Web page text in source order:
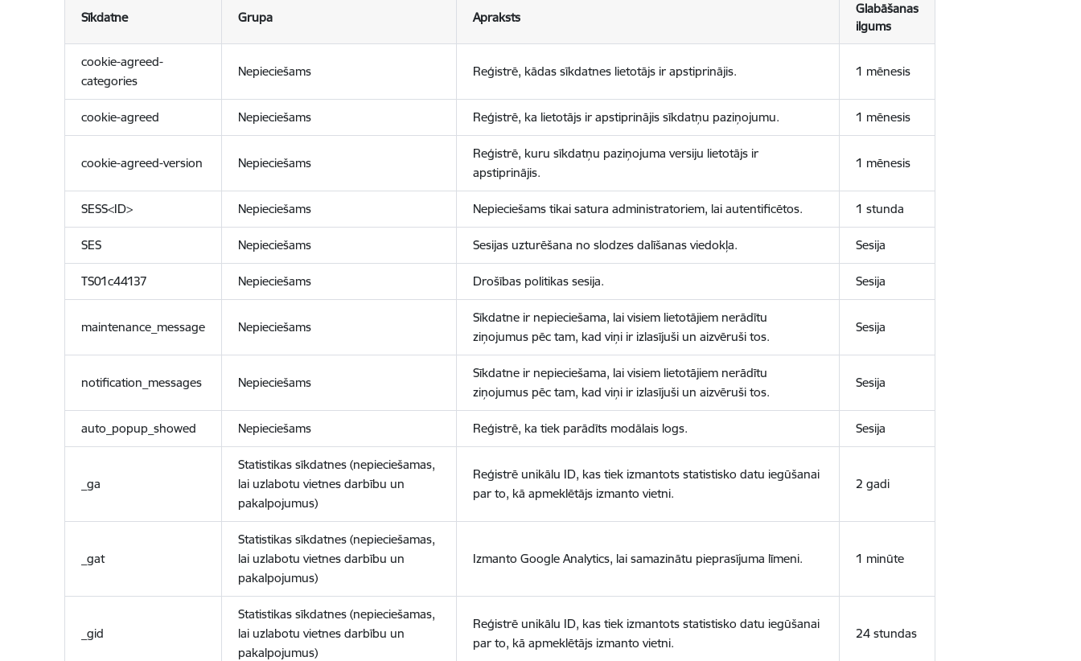
Sīkdatne Grupa Apraksts
Glabāšanas
ilgums
cookie-agreed-
categories
Nepieciešams Reģistrē, kādas sīkdatnes lietotājs ir apstiprinājis. 1 mēnesis
cookie-agreed Nepieciešams Reģistrē, ka lietotājs ir apstiprinājis sīkdatņu paziņojumu. 1 mēnesis
cookie-agreed-version Nepieciešams
Reģistrē, kuru sīkdatņu paziņojuma versiju lietotājs ir
apstiprinājis.
1 mēnesis
SESS<ID> Nepieciešams Nepieciešams tikai satura administratoriem, lai autentificētos. 1 stunda
SES Nepieciešams Sesijas uzturēšana no slodzes dalīšanas viedokļa. Sesija
TS01c44137 Nepieciešams Drošības politikas sesija. Sesija
maintenance_message Nepieciešams
Sīkdatne ir nepieciešama, lai visiem lietotājiem nerādītu
ziņojumus pēc tam, kad viņi ir izlasījuši un aizvēruši tos.
Sesija
notification_messages Nepieciešams
Sīkdatne ir nepieciešama, lai visiem lietotājiem nerādītu
ziņojumus pēc tam, kad viņi ir izlasījuši un aizvēruši tos.
Sesija
auto_popup_showed Nepieciešams Reģistrē, ka tiek parādīts modālais logs. Sesija
_ga
Statistikas sīkdatnes (nepieciešamas,
lai uzlabotu vietnes darbību un
pakalpojumus)
Reģistrē unikālu ID, kas tiek izmantots statistisko datu iegūšanai
par to, kā apmeklētājs izmanto vietni.
2 gadi
_gat
Statistikas sīkdatnes (nepieciešamas,
lai uzlabotu vietnes darbību un
pakalpojumus)
Izmanto Google Analytics, lai samazinātu pieprasījuma līmeni. 1 minūte
_gid
Statistikas sīkdatnes (nepieciešamas,
lai uzlabotu vietnes darbību un
pakalpojumus)
Reģistrē unikālu ID, kas tiek izmantots statistisko datu iegūšanai
par to, kā apmeklētājs izmanto vietni.
24 stundas